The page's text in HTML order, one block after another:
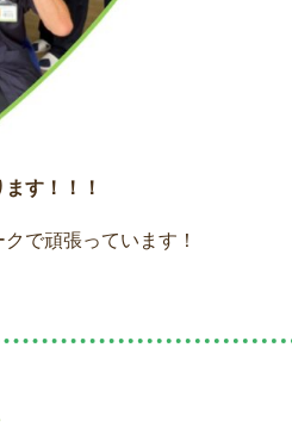
す！！！
で頑張っています！